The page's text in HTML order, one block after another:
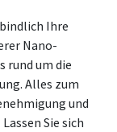
Ihre
Nano-
rund um die
Alles zum
und
Sie sich